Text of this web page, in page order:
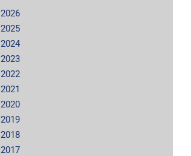
2026
2025
2024
2023
2022
2021
2020
2019
2018
2017